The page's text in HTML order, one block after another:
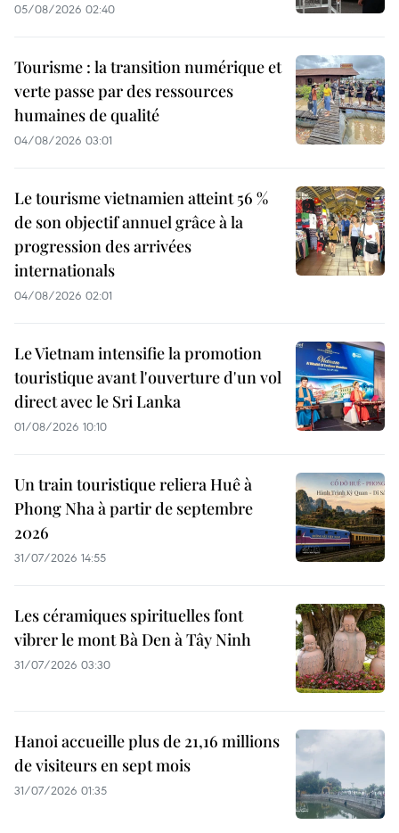
05/08/2026 02:40
Tourisme : la transition numérique et
verte passe par des ressources
humaines de qualité
04/08/2026 03:01
Le tourisme vietnamien atteint 56 %
de son objectif annuel grâce à la
progression des arrivées
internationals
04/08/2026 02:01
Le Vietnam intensifie la promotion
touristique avant l'ouverture d'un vol
direct avec le Sri Lanka
01/08/2026 10:10
Un train touristique reliera Huê à
Phong Nha à partir de septembre
2026
31/07/2026 14:55
Les céramiques spirituelles font
vibrer le mont Bà Den à Tây Ninh
31/07/2026 03:30
Hanoi accueille plus de 21,16 millions
de visiteurs en sept mois ​
31/07/2026 01:35